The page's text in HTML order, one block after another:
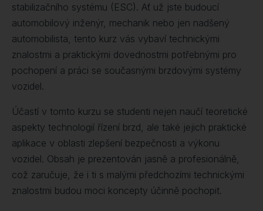
stabilizačního systému (ESC). Ať už jste budoucí
automobilový inženýr, mechanik nebo jen nadšený
automobilista, tento kurz vás vybaví technickými
znalostmi a praktickými dovednostmi potřebnými pro
pochopení a práci se současnými brzdovými systémy
vozidel.
Účastí v tomto kurzu se studenti nejen naučí teoretické
aspekty technologií řízení brzd, ale také jejich praktické
aplikace v oblasti zlepšení bezpečnosti a výkonu
vozidel. Obsah je prezentován jasně a profesionálně,
což zaručuje, že i ti s malými předchozími technickými
znalostmi budou moci koncepty účinně pochopit.